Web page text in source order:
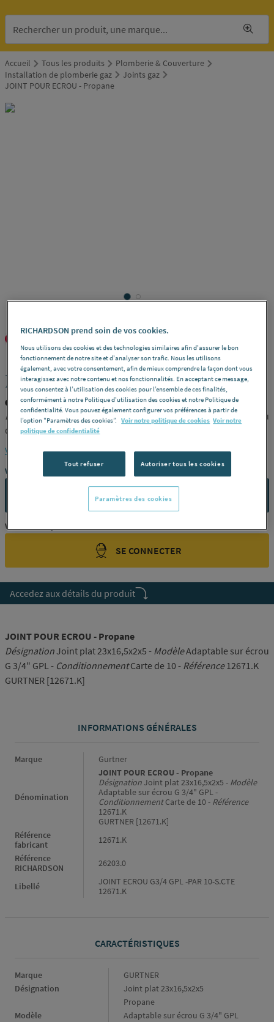
Accueil Tous les produits
Plomberie & Couverture
Installation de plomberie gaz
Joints gaz
JOINT POUR ECROU - Propane
GURTNER
JOINT POUR ECROU - Propane
GURTNER 12671.K
DésignationJoint plat 23x16,5x2x5 -ModèleAdaptable sur écrou
G 3/4" GPL -Conditionnement
Voir la description complète
Vous avez un projet ?
CONTACTEZ-NOUS
Vous êtes un professionnel ?
SE CONNECTER
Accedez aux détails du produit
JOINT POUR ECROU - Propane
Désignation Joint plat 23x16,5x2x5 - ModèleAdaptable sur écrou
G 3/4" GPL - ConditionnementCarte de 10 - Référence12671.K
GURTNER [12671.K]
INFORMATIONS GÉNÉRALES
Informations générales
Marque Gurtner
Dénomination
JOINT POUR ECROU - Propane
Désignation Joint plat 23x16,5x2x5 - Modèle
Adaptable sur écrou G 3/4" GPL -
ConditionnementCarte de 10 - Référence
12671.K
GURTNER [12671.K]
Référence
fabricant
12671.K
Référence
RICHARDSON
26203.0
Libellé
JOINT ECROU G3/4 GPL -PAR 10-S.CTE
12671.K
CARACTÉRISTIQUES
Caractéristiques
Marque
GURTNER
Désignation
Joint plat 23x16,5x2x5
Propane
Modèle
Adaptable sur écrou G 3/4" GPL
RICHARDSON prend soin de vos cookies.
Nous utilisons des cookies et des technologies similaires afin d'assurer le bon
fonctionnement de notre site et d'analyser son trafic. Nous les utilisons
également, avec votre consentement, afin de mieux comprendre la façon dont vous
interagissez avec notre contenu et nos fonctionnalités. En acceptant ce message,
vous consentez à l’utilisation des cookies pour l’ensemble de ces finalités,
conformément à notre Politique d'utilisation des cookies et notre Politique de
confidentialité. Vous pouvez également configurer vos préférences à partir de
l’option "Paramètres des cookies”. Voir notre politique de cookies Voir notre
politique de confidentialité
Tout refuser Autoriser tous les cookies
Paramètres des cookies